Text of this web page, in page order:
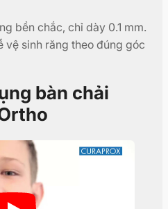
bền chắc, chỉ dày 0.1 mm.
vệ sinh răng theo đúng góc
bàn chải